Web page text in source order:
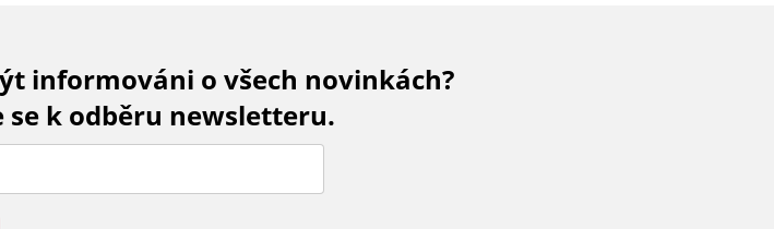
informováni o všech novinkách?
se k odběru newsletteru.